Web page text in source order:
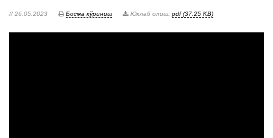
// 26.05.2023 Босма кўриниш Юклаб олиш: pdf (37.25 KB)